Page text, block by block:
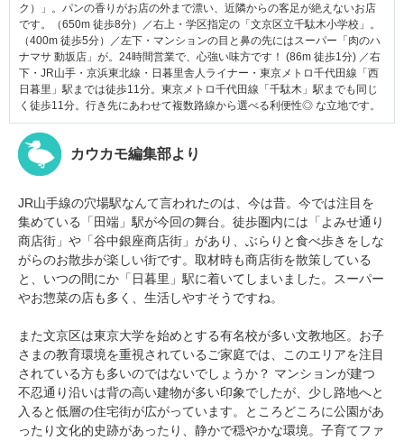
ク）」。パンの香りがお店の外まで漂い、近隣からの客足が絶えないお店
です。（650m 徒歩8分）／右上・学区指定の「文京区立千駄木小学校」。
（400m 徒歩5分）／左下・マンションの目と鼻の先にはスーパー「肉のハ
ナマサ 動坂店」が。24時間営業で、心強い味方です！ (86m 徒歩1分) ／右
下・JR山手・京浜東北線・日暮里舎人ライナー・東京メトロ千代田線「西
日暮里」駅までは徒歩11分。東京メトロ千代田線「千駄木」駅までも同じ
く徒歩11分。行き先にあわせて複数路線から選べる利便性◎ な立地です。
カウカモ編集部より
JR山手線の穴場駅なんて言われたのは、今は昔。今では注目を
集めている「田端」駅が今回の舞台。徒歩圏内には「よみせ通り
商店街」や「谷中銀座商店街」があり、ぶらりと食べ歩きをしな
がらのお散歩が楽しい街です。取材時も商店街を散策している
と、いつの間にか「日暮里」駅に着いてしまいました。スーパー
やお惣菜の店も多く、生活しやすそうですね。
また文京区は東京大学を始めとする有名校が多い文教地区。お子
さまの教育環境を重視されているご家庭では、このエリアを注目
されている方も多いのではないでしょうか？ マンションが建つ
不忍通り沿いは背の高い建物が多い印象でしたが、少し路地へと
入ると低層の住宅街が広がっています。ところどころに公園があ
ったり文化的史跡があったり、静かで穏やかな環境。子育てファ